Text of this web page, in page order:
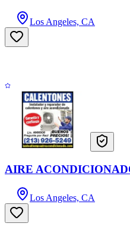
Los Angeles, CA
AIRE
Los Angeles, CA